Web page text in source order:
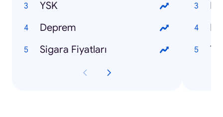
YSK
Deprem
Sigara Fiyatları